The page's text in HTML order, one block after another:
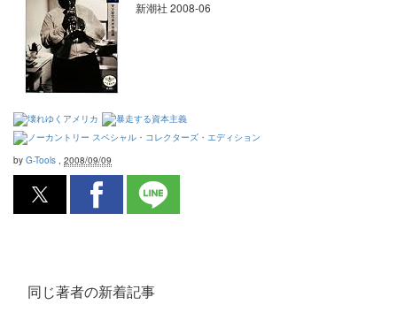
新潮社 2008-06
by G-Tools 2008/09/09
同じ著者の新着記事